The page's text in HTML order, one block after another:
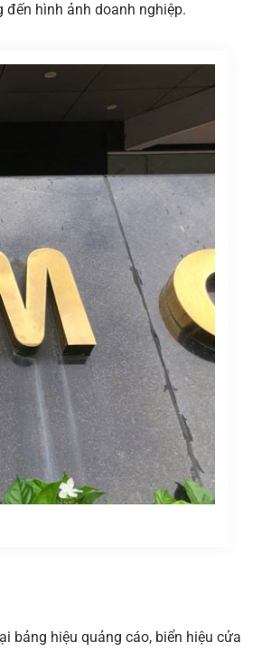
hình ảnh doanh nghiệp.
bảng hiệu quảng cáo, biển hiệu cửa